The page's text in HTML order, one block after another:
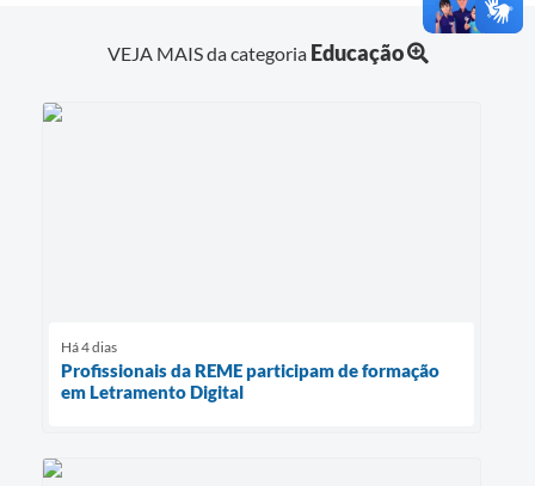
VEJA MAIS da categoria Educação
Há 4 dias
Profissionais da REME participam de formação
em Letramento Digital